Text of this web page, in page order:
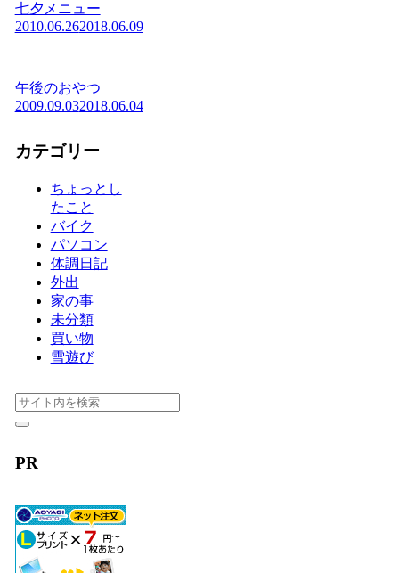
七夕メニュー
2010.06.262018.06.09
午後のおやつ
2009.09.032018.06.04
カテゴリー
ちょっとし
たこと
バイク
パソコン
体調日記
外出
家の事
未分類
買い物
雪遊び
PR